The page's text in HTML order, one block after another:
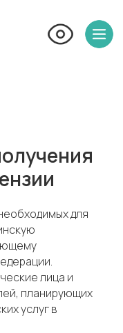
для
лица и
планирующих
услуг в